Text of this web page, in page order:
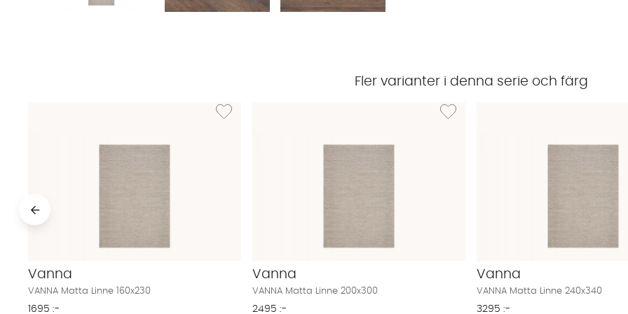
Fler varianter i denna serie och färg
Lägg till i önskelista: VANNA Matta Linne 160x230
Vanna
VANNA Matta Linne 160x230
1695 :-
Lägg till i önskelista: VANNA Matta Linne
Vanna
VANNA Matta Linne 200x300
2495 :-
Vanna
VANNA Matta Linne 240x340
3295 :-